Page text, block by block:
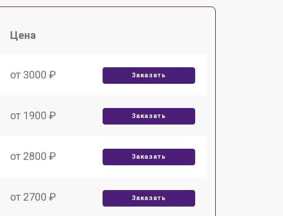
Цена
от 3000 ₽ Заказать
от 1900 ₽ Заказать
от 2800 ₽ Заказать
от 2700 ₽ Заказать